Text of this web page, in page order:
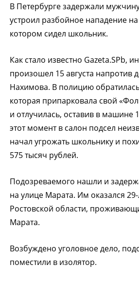
В Петербурге задержали
устроил разбойное нападение
котором сидел школьник.
Как стало известно Gazeta.SPb,
произошел 15 августа напротив
Нахимова. В полицию
которая припарковала свой
и отлучилась, оставив в машине
этот момент в салон подсел
начал угрожать школьнику и
575 тысяч рублей.
Подозреваемого нашли и
на улице Марата. Им оказался
Ростовской области,
Марата.
Возбуждено уголовное дело,
поместили в изолятор.